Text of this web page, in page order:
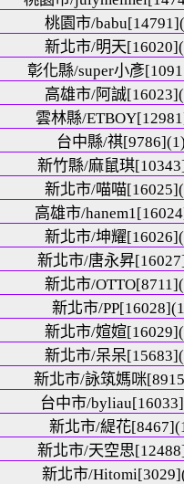
桃園市/
新北市/明天
彰化縣/super小彥
高雄市/阿誠
雲林縣/
台中縣/祺
新竹縣/麻鼠琪
新北市/喵喵
高雄市/
新北市/坤耀
新北市/唐永昇
新北市/
新北市/
新北市/媗媗
新北市/呆呆
新北市/詠筑媽咪
台中市/
新北市/緹花
新北市/天空思
新北市/